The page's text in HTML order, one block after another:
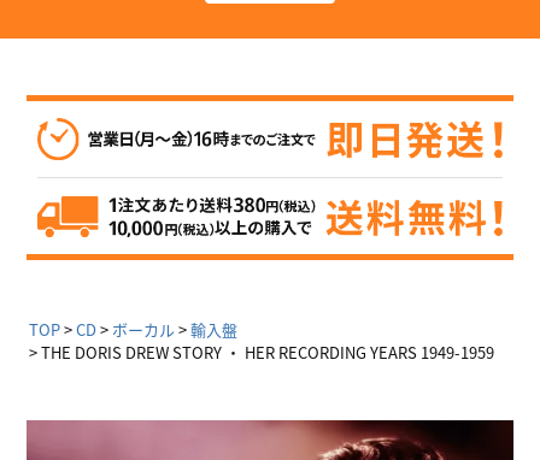
TOP CD ボーカル
輸入盤
THE DORIS DREW STORY ・ HER RECORDING YEARS 1949-1959